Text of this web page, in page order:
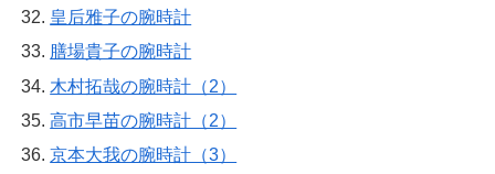
皇后雅子の腕時計
膳場貴子の腕時計
木村拓哉の腕時計（2）
高市早苗の腕時計（2）
京本大我の腕時計（3）